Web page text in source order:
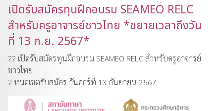
เปิดรับสมัครทุนฝึกอบรม SEAMEO RELC
สำหรับครูอาจารย์ชาวไทย *ขยายเวลาถึงวัน
ที่ 13 ก.ย. 2567*
?? เปิดรับสมัครทุนฝึกอบรม SEAMEO RELC สำหรับครูอาจารย์
ชาวไทย
? หมดเขตรับสมัคร วันศุกร์ที่ 13 กันยายน 2567